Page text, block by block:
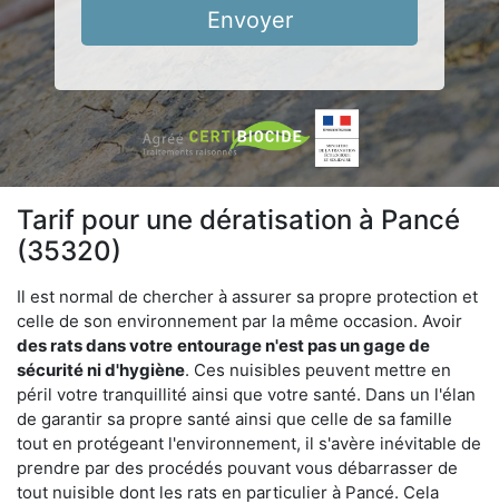
Envoyer
Tarif pour une dératisation à Pancé
(35320)
Il est normal de chercher à assurer sa propre protection et
celle de son environnement par la même occasion. Avoir
des rats dans votre entourage n'est pas un gage de
sécurité ni d'hygiène. Ces nuisibles peuvent mettre en
péril votre tranquillité ainsi que votre santé. Dans un l'élan
de garantir sa propre santé ainsi que celle de sa famille
tout en protégeant l'environnement, il s'avère inévitable de
prendre par des procédés pouvant vous débarrasser de
tout nuisible dont les rats en particulier à Pancé. Cela